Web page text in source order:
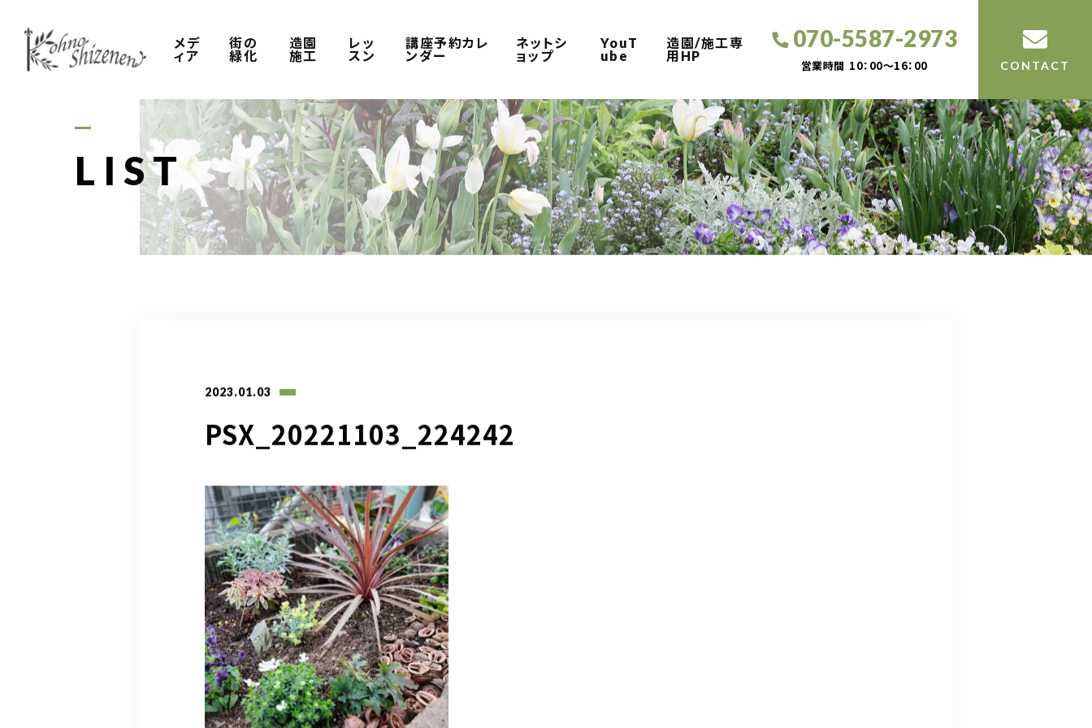
メデ
ィア
街の
緑化
造園
施工
レッ
スン
講座予約カレ
ンダー
ネットシ
ョップ
YouT
ube
造園/施工専
用HP
070-5587-2973
営業時間 10：00～16：00 CONTACT
LIST
2023.01.03
PSX_20221103_224242